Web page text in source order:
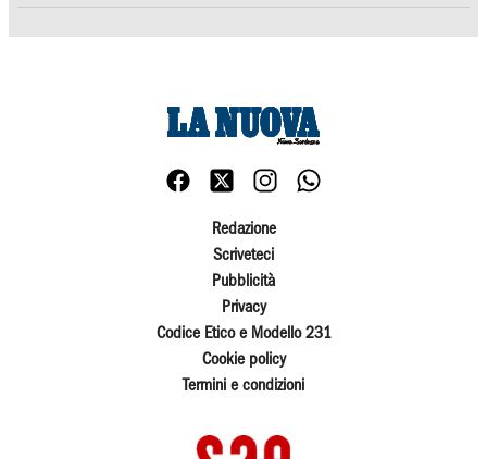
Redazione
Scriveteci
Pubblicità
Privacy
Codice Etico e Modello 231
Cookie policy
Termini e condizioni